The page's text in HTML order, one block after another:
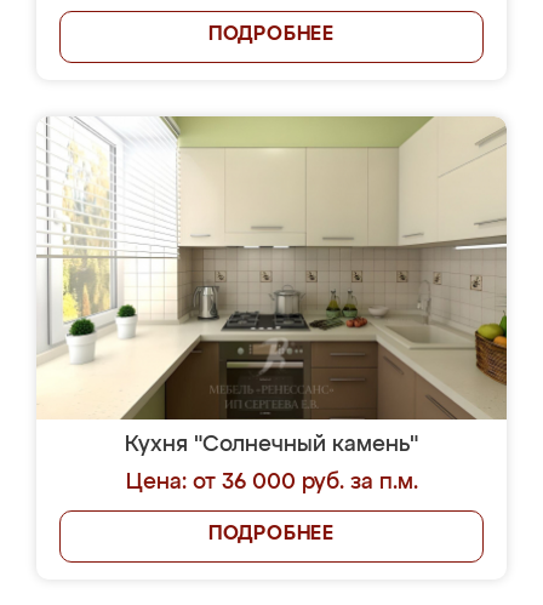
ПОДРОБНЕЕ
Кухня "Солнечный камень"
Цена: от 36 000 руб. за п.м.
ПОДРОБНЕЕ